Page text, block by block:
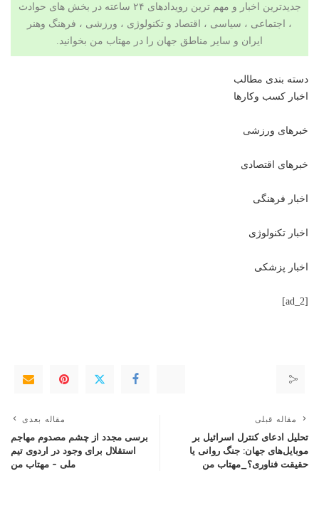
جدیدترین اخبار و مهم ترین رویدادهای ۲۴ ساعته در بخش های حوادث
، اجتماعی ، سیاسی ، اقتصاد و تکنولوژی ، ورزشی ، فرهنگ وهنر
ایران و سایر مناطق جهان را در مهتاب من بخوانید.
دسته بندی مطالب
اخبار کسب وکارها
خبرهای ورزشی
خبرهای اقتصادی
اخبار فرهنگی
اخبار تکنولوژی
اخبار پزشکی
[ad_2]
مقاله قبلی
تحلیل ادعای کنترل اسرائیل بر
موبایل‌های جهان: جنگ روانی یا
حقیقت فناوری؟_مهتاب من
مقاله بعدی
برسی مجدد از چشم مصدوم مهاجم
استقلال برای وجود در اردوی تیم
ملی – مهتاب من